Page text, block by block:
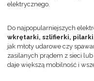
elektrycznego.
Do najpopularniejszych
wkrętarki, szlifierki, pilarki
jak młoty udarowe czy
zasilanych prądem z sieci
daje większą mobilność i